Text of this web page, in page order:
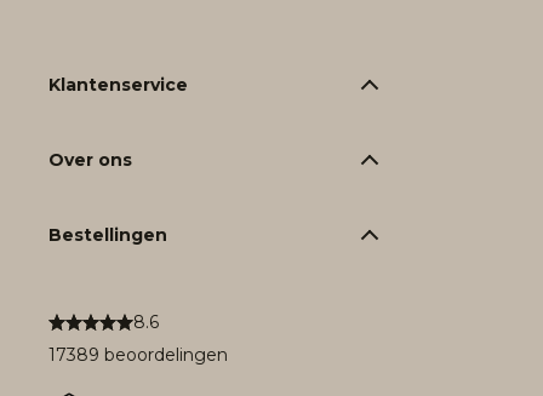
8.6
17389 beoordelingen
Klantenservice
Over ons
Bestellingen